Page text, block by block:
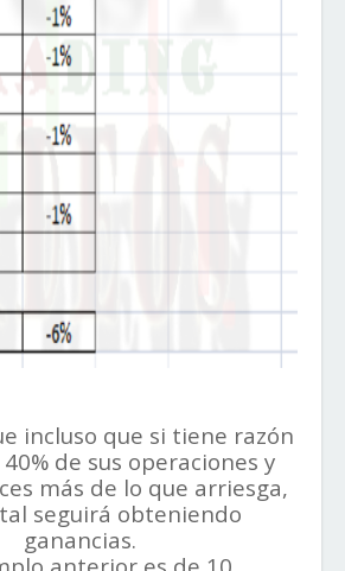
incluso que si tiene razón
40% de sus operaciones y
más de lo que arriesga,
seguirá obteniendo
ganancias.